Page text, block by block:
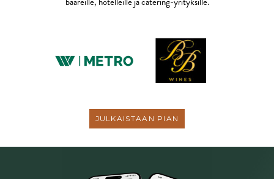
JULKAISTAAN PIAN